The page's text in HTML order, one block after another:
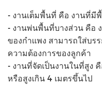
- งานเต็มพื้นที่ คือ งานที่มี
- งานพ่นพื้นที่บางส่วน คือ
ของกำแพง สามารถใส่บร
ความต้องการของลูกค้า
- งานที่จัดเป็นงานในที่สูง
หรือสูงเกิน 4 เมตรขึ้นไป